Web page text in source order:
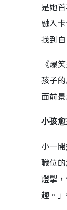
是她
融入
找到自
《爆
孩子
面前
小孩
小一
職位
燈掣
趣。